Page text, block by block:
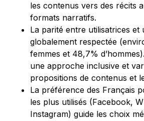
les contenus vers des récits
formats narratifs.
La parité entre utilisatrices et
globalement respectée
femmes et 48,7%
une approche inclusive et
propositions de contenus et
La préférence des Français
les plus utilisés (Facebook,
Instagram) guide les choix